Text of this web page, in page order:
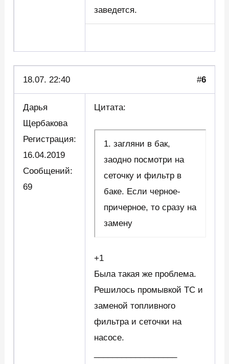
заведется.
18.07. 22:40 #6
Дарья
Щербакова
Регистрация:
16.04.2019
Сообщений:
69
Цитата:
1. загляни в бак,
заодно посмотри на
сеточку и фильтр в
баке. Если черное-
причерное, то сразу на
замену
+1
Была такая же проблема.
Решилось промывкой ТС и
заменой топливного
фильтра и сеточки на
насосе.